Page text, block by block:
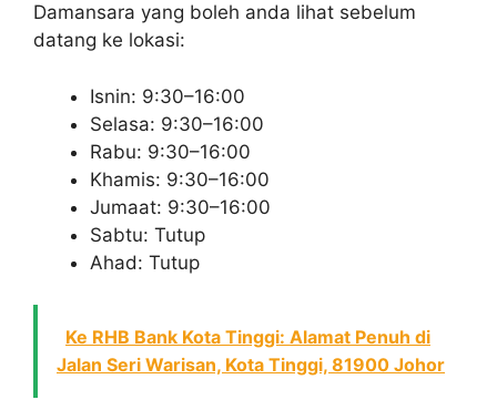
Damansara yang boleh anda lihat sebelum
datang ke lokasi:
Isnin: 9:30–16:00
Selasa: 9:30–16:00
Rabu: 9:30–16:00
Khamis: 9:30–16:00
Jumaat: 9:30–16:00
Sabtu: Tutup
Ahad: Tutup
Ke RHB Bank Kota Tinggi: Alamat Penuh di
Jalan Seri Warisan, Kota Tinggi, 81900 Johor